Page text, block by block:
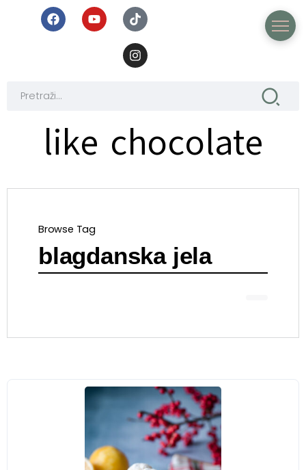
like chocolate
Browse Tag
blagdanska jela